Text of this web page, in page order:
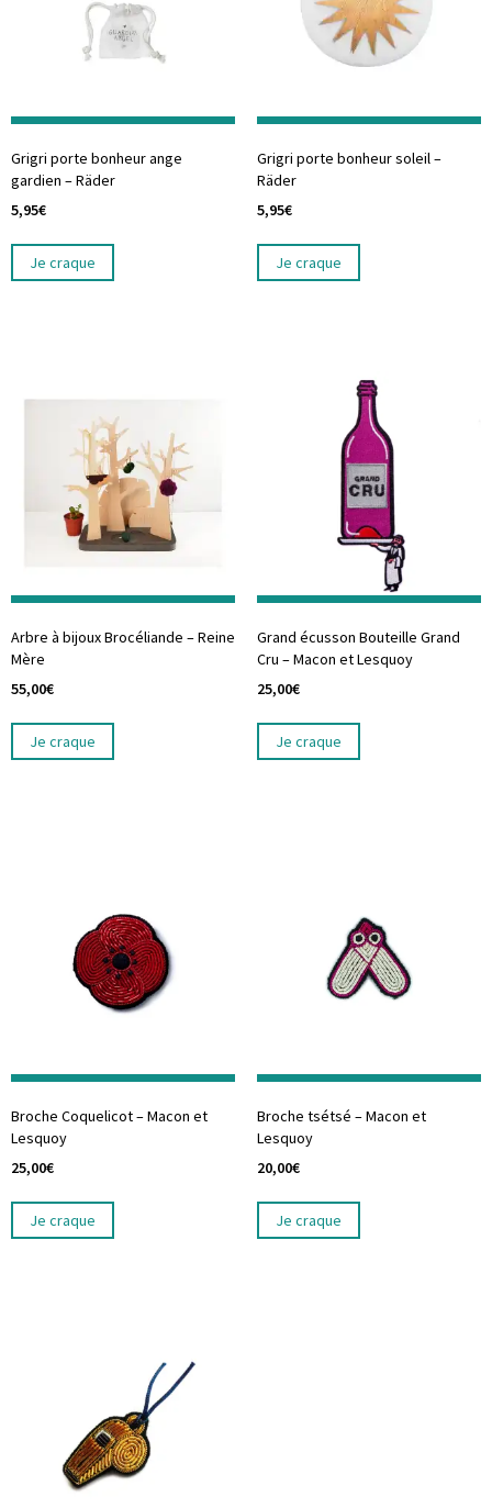
Grigri porte bonheur ange
gardien – Räder
5,95€
Je craque
Grigri porte bonheur soleil –
Räder
5,95€
Je craque
Arbre à bijoux Brocéliande – Reine
Mère
55,00€
Je craque
Grand écusson Bouteille Grand
Cru – Macon et Lesquoy
25,00€
Je craque
Broche Coquelicot – Macon et
Lesquoy
25,00€
Je craque
Broche tsétsé – Macon et
Lesquoy
20,00€
Je craque